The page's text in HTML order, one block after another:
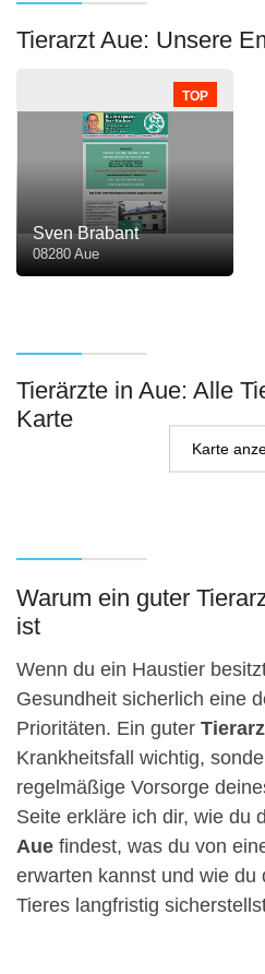
Tierarzt Aue: Unsere
TOP
Sven Brabant
08280 Aue
Tierärzte in Aue: Alle
Karte
Karte
Warum ein guter
ist
Wenn du ein Haustier
Gesundheit sicherlich eine
Prioritäten. Ein guter
Krankheitsfall wichtig,
regelmäßige Vorsorge
Seite erkläre ich dir, wie du
Aue findest, was du von
erwarten kannst und wie du
Tieres langfristig